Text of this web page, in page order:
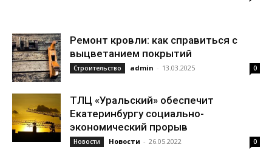
Ремонт кровли: как справиться с
выцветанием покрытий
Строительство admin - 13.03.2025 0
ТЛЦ «Уральский» обеспечит
Екатеринбургу социально-
экономический прорыв
Новости Новости - 26.05.2022 0